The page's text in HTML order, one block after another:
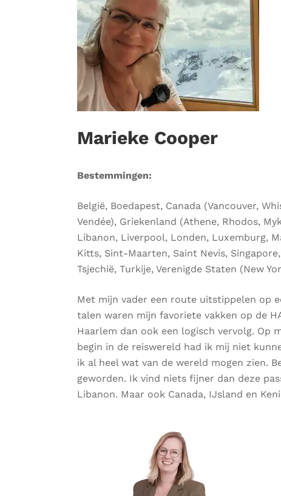
Marieke Cooper
Bestemmingen:
België, Boedapest, Canada (Vancouver,
Vendée), Griekenland (Athene, Rhodos,
Libanon, Liverpool, Londen, Luxemburg,
Kitts, Sint-Maarten, Saint Nevis,
Tsjechië, Turkije, Verenigde Staten (New
Met mijn vader een route uitstippelen op
talen waren mijn favoriete vakken op de
Haarlem dan ook een logisch vervolg. Op
begin in de reiswereld had ik mij niet
ik al heel wat van de wereld mogen zien.
geworden. Ik vind niets fijner dan deze
Libanon. Maar ook Canada, IJsland en